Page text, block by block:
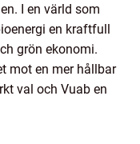
I en värld som
en kraftfull
grön ekonomi.
mot en mer hållbar
val och Vuab en